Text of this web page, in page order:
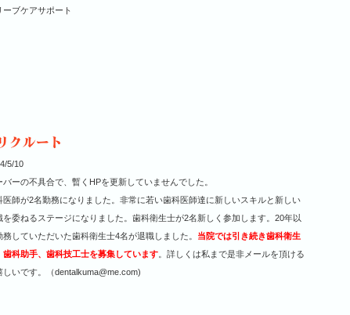
ーブケアサポート
5/10
バーの不具合で、暫くHPを更新していませんでした。
医師が2名勤務になりました。非常に若い歯科医師達に新しいスキルと新しい
を委ねるステージになりました。歯科衛生士が2名新しく参加します。20年以
務していただいた歯科衛生士4名が退職しました。
当院では引き続き歯科衛生
歯科助手、歯科技工士を募集しています。詳しくは私まで是非メールを頂ける
しいです。（dentalkuma@me.com)